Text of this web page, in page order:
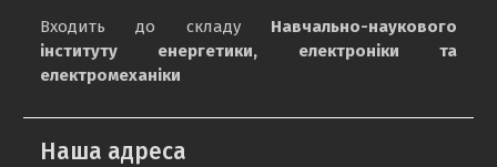
Входить до складу Навчально-наукового
інституту енергетики, електроніки та
електромеханіки
Наша адреса